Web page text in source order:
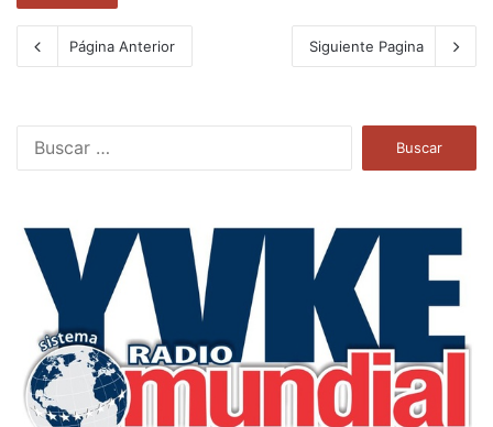
Página Anterior Siguiente Pagina
a